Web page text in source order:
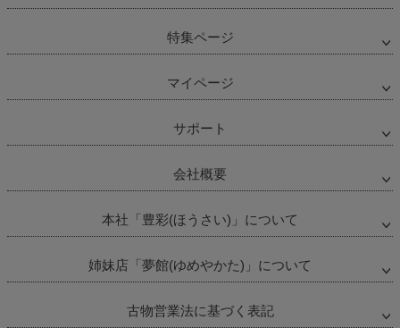
特集ページ
マイページ
サポート
会社概要
本社「豊彩(ほうさい)」について
姉妹店「夢館(ゆめやかた)」について
古物営業法に基づく表記